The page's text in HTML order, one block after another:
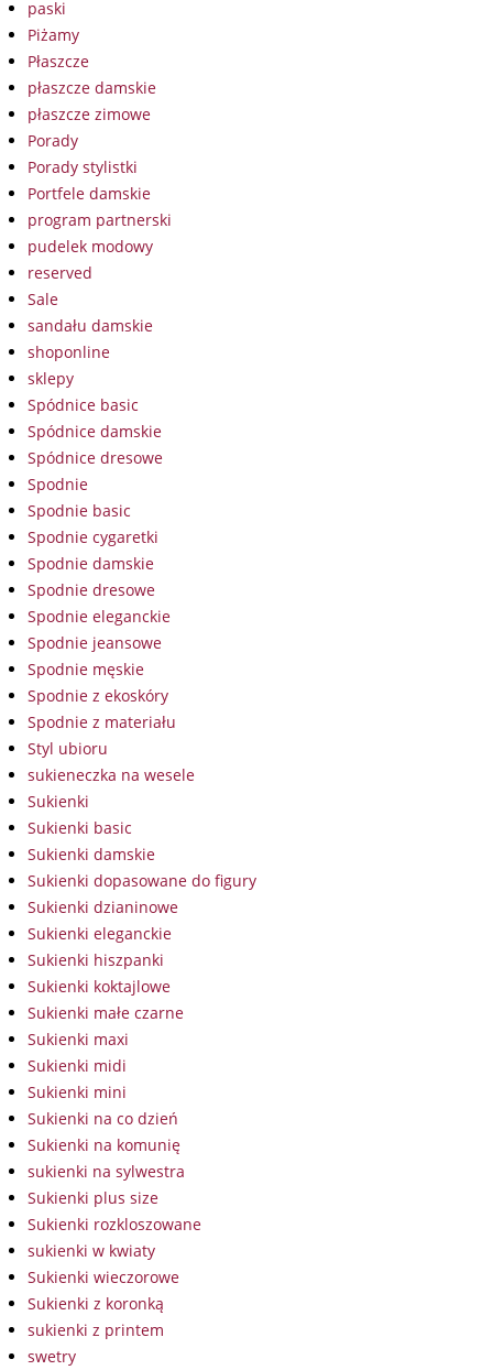
paski
Piżamy
Płaszcze
płaszcze damskie
płaszcze zimowe
Porady
Porady stylistki
Portfele damskie
program partnerski
pudelek modowy
reserved
Sale
sandału damskie
shoponline
sklepy
Spódnice basic
Spódnice damskie
Spódnice dresowe
Spodnie
Spodnie basic
Spodnie cygaretki
Spodnie damskie
Spodnie dresowe
Spodnie eleganckie
Spodnie jeansowe
Spodnie męskie
Spodnie z ekoskóry
Spodnie z materiału
Styl ubioru
sukieneczka na wesele
Sukienki
Sukienki basic
Sukienki damskie
Sukienki dopasowane do figury
Sukienki dzianinowe
Sukienki eleganckie
Sukienki hiszpanki
Sukienki koktajlowe
Sukienki małe czarne
Sukienki maxi
Sukienki midi
Sukienki mini
Sukienki na co dzień
Sukienki na komunię
sukienki na sylwestra
Sukienki plus size
Sukienki rozkloszowane
sukienki w kwiaty
Sukienki wieczorowe
Sukienki z koronką
sukienki z printem
swetry